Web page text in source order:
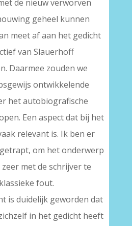
de nieuw verworven
geheel kunnen
meet af aan het gedicht
van Slauerhoff
Daarmee zouden we
ontwikkelende
het autobiografische
Een aspect dat bij het
relevant is. Ik ben er
om het onderwerp
met de schrijver te
fout.
is duidelijk geworden dat
in het gedicht heeft